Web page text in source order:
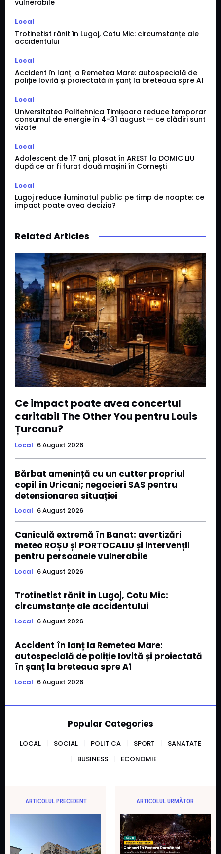
vulnerabile
Local
Trotinetist rănit în Lugoj, Cotu Mic: circumstanțe ale
accidentului
Local
Accident în lanț la Remetea Mare: autospecială de
poliție lovită și proiectată în șanț la breteaua spre A1
Local
Universitatea Politehnica Timișoara reduce temporar
consumul de energie în 4–31 august — ce clădiri sunt
vizate
Local
Adolescent de 17 ani, plasat în AREST la DOMICILIU
după ce ar fi furat două mașini în Cornești
Local
Lugoj reduce iluminatul public pe timp de noapte: ce
impact poate avea decizia?
Related Articles
Ce impact poate avea concertul
caritabil The Other You pentru Louis
Țurcanu?
Local 6 August 2026
Bărbat amenință cu un cutter propriul
copil în Uricani; negocieri SAS pentru
detensionarea situației
Local 6 August 2026
Caniculă extremă în Banat: avertizări
meteo ROȘU și PORTOCALIU și intervenții
pentru persoanele vulnerabile
Local 6 August 2026
Trotinetist rănit în Lugoj, Cotu Mic:
circumstanțe ale accidentului
Local 6 August 2026
Accident în lanț la Remetea Mare:
autospecială de poliție lovită și proiectată
în șanț la breteaua spre A1
Local 6 August 2026
Popular Categories
LOCAL SOCIAL POLITICA SPORT
SANATATE
BUSINESS
ECONOMIE
ARTICOLUL PRECEDENT ARTICOLUL URMĂTOR